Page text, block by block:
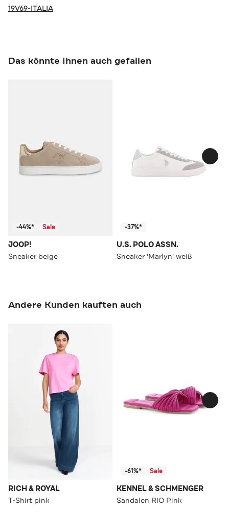
19V69-ITALIA
Das könnte Ihnen auch gefallen
-44%* Sale
JOOP!
Sneaker beige
-37%*
U.S. POLO ASSN.
Sneaker 'Marlyn' weiß
Andere Kunden kauften auch
RICH & ROYAL
T-Shirt pink
-61%* Sale
KENNEL & SCHMENGER
Sandalen RIO Pink